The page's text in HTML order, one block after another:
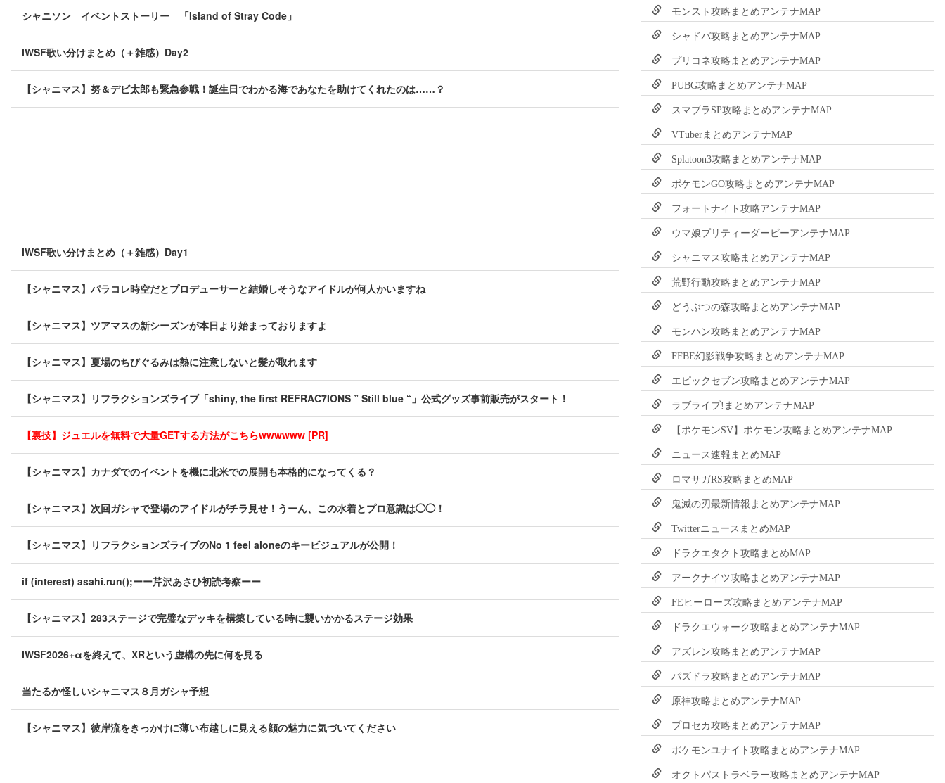
シャニソン イベントストーリー 「Island of Stray Code」
IWSF歌い分けまとめ（＋雑感）Day2
【シャニマス】努＆デビ太郎も緊急参戦！誕生日でわかる海であなたを助けてくれたのは……？
IWSF歌い分けまとめ（＋雑感）Day1
【シャニマス】パラコレ時空だとプロデューサーと結婚しそうなアイドルが何人かいますね
【シャニマス】ツアマスの新シーズンが本日より始まっておりますよ
【シャニマス】夏場のちびぐるみは熱に注意しないと髪が取れます
【シャニマス】リフラクションズライブ「shiny, the first REFRAC7IONS ” Still blue “」公式グッズ事前販売がスタート！
【裏技】ジュエルを無料で大量GETする方法がこちらwwwwww [PR]
【シャニマス】カナダでのイベントを機に北米での展開も本格的になってくる？
【シャニマス】次回ガシャで登場のアイドルがチラ見せ！うーん、この水着とプロ意識は◯◯！
【シャニマス】リフラクションズライブのNo 1 feel aloneのキービジュアルが公開！
if (interest) asahi.run();ーー芹沢あさひ初読考察ーー
【シャニマス】283ステージで完璧なデッキを構築している時に襲いかかるステージ効果
IWSF2026+αを終えて、XRという虚構の先に何を見る
当たるか怪しいシャニマス８月ガシャ予想
【シャニマス】彼岸流をきっかけに薄い布越しに見える顔の魅力に気づいてください
モンスト攻略まとめアンテナMAP
シャドバ攻略まとめアンテナMAP
プリコネ攻略まとめアンテナMAP
PUBG攻略まとめアンテナMAP
スマブラSP攻略まとめアンテナMAP
VTuberまとめアンテナMAP
Splatoon3攻略まとめアンテナMAP
ポケモンGO攻略まとめアンテナMAP
フォートナイト攻略アンテナMAP
ウマ娘プリティーダービーアンテナMAP
シャニマス攻略まとめアンテナMAP
荒野行動攻略まとめアンテナMAP
どうぶつの森攻略まとめアンテナMAP
モンハン攻略まとめアンテナMAP
FFBE幻影戦争攻略まとめアンテナMAP
エピックセブン攻略まとめアンテナMAP
ラブライブ!まとめアンテナMAP
【ポケモンSV】ポケモン攻略まとめアンテナMAP
ニュース速報まとめMAP
ロマサガRS攻略まとめMAP
鬼滅の刃最新情報まとめアンテナMAP
TwitterニュースまとめMAP
ドラクエタクト攻略まとめMAP
アークナイツ攻略まとめアンテナMAP
FEヒーローズ攻略まとめアンテナMAP
ドラクエウォーク攻略まとめアンテナMAP
アズレン攻略まとめアンテナMAP
パズドラ攻略まとめアンテナMAP
原神攻略まとめアンテナMAP
プロセカ攻略まとめアンテナMAP
ポケモンユナイト攻略まとめアンテナMAP
オクトパストラベラー攻略まとめアンテナMAP